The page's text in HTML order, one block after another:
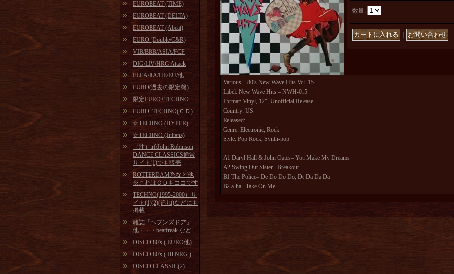
EUROBEAT (TIME)
EUROBEAT (DELTA)
EUROBEAT (Abeat)
EURO (Double/C&R)
VIB/BBB/ASIA/FCF
DIG/LIV/HRG Attack
FLEA/RA/HE/EU/他
EURO(過去の限定盤)
限定EURO+TECHNO
EURO+TECHNO(ＣＤ)
☆TECHNO (HYPER)
☆TECHNO (Juliana)
（注）trf/John Robinson
DANCE CLASSICS通常
サイト(1)でも販売
ROTTERDAM系など他
※これはＣＤもココです
TECHNO(1995-2000）サ
イト(1)(2)(追加)などにも
掲載
雑誌「ヘブンズドア」
他・・・beatfreak など
DISCO-80's ( EURO他)
DISCO-80's ( Hi NRG )
DISCO-CLASSIC(2)
数量:
Various – 80's New Wave Hits Vol. 15
Label: New Wave Hits – NWH-015
Format: Vinyl, 12", Unofficial Release
Country: US
Released:
Genre: Electronic, Rock
Style: Pop Rock, Synth-pop
A1 Daryl Hall & John Oates– You Make My Dreams
A2 Swing Out Sister– Breakout
B1 The Police– De Do Do Do, De Da Da Da
B2 a-ha– Take On Me